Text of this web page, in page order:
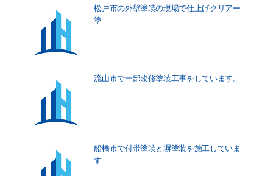
松戸市の外壁塗装の現場で仕上げクリアー
塗...
流山市で一部改修塗装工事をしています。
船橋市で付帯塗装と塀塗装を施工していま
す...